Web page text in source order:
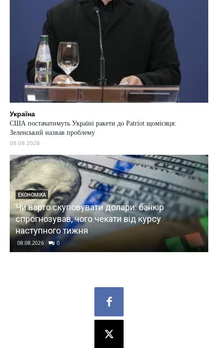
Україна
США постачатимуть Україні ракети до Patriot щомісяця:
Зеленський назвав проблему
08.08.2026
ЕКОНОМІКА
Чи варто скуповувати долари: банкір
спрогнозував, чого чекати від курсу
наступного тижня
08.08.2026 0